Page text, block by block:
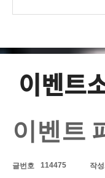
이벤트
이벤트
글번호 114475 작